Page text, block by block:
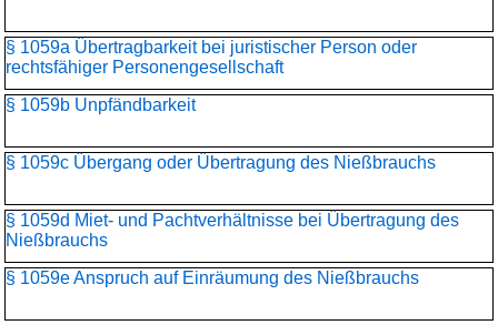
§ 1059a Übertragbarkeit bei juristischer Person oder
rechtsfähiger Personengesellschaft
§ 1059b Unpfändbarkeit
§ 1059c Übergang oder Übertragung des Nießbrauchs
§ 1059d Miet- und Pachtverhältnisse bei Übertragung des
Nießbrauchs
§ 1059e Anspruch auf Einräumung des Nießbrauchs